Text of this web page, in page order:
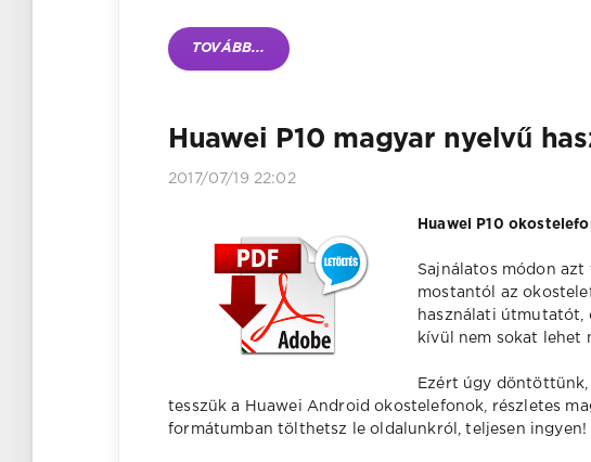
TOVÁBB...
Huawei P10 magyar nyelvű
2017/07/19 22:02
Huawei P10
Sajnálatos módon
mostantól az
használati útmutatót,
kívül nem sokat lehet
Ezért úgy
tesszük a Huawei Android okostelefonok, részletes
formátumban tölthetsz le oldalunkról, teljesen ingyen!